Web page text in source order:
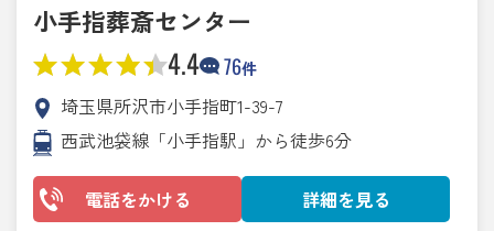
小手指葬斎センター
4.4 76件
埼玉県所沢市小手指町1-39-7
西武池袋線「小手指駅」から徒歩6分
電話をかける 詳細を見る